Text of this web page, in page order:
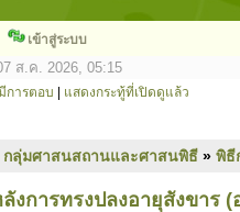
เข้าสู่ระบบ
ส.ค. 2026, 05:15
การตอบ แสดงกระทู้ที่เปิดดูแล้ว
กลุ่มศาสนสถานและศาสนพิธี » พิธี
ลังการทรงปลงอายุสังขาร